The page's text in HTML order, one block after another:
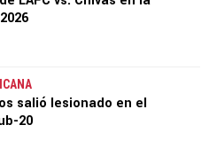
salió lesionado en el
20